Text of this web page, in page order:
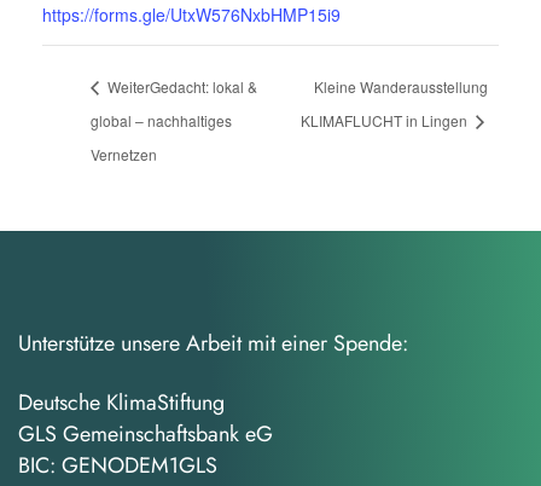
https://forms.gle/UtxW576NxbHMP15i9
WeiterGedacht: lokal &
global – nachhaltiges
Vernetzen
Kleine Wanderausstellung
KLIMAFLUCHT in Lingen
Unterstütze unsere Arbeit mit einer Spende:
Deutsche KlimaStiftung
GLS Gemeinschaftsbank eG
BIC: GENODEM1GLS